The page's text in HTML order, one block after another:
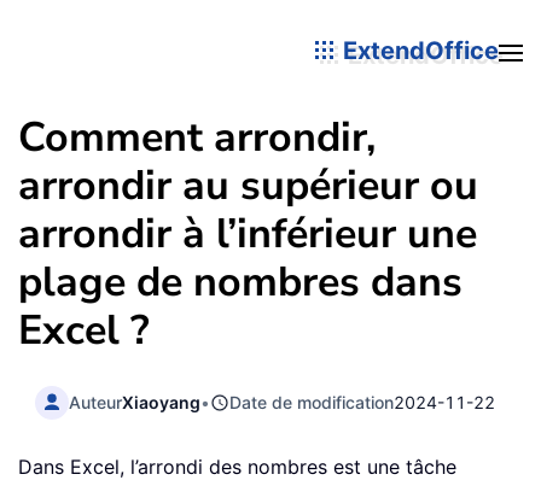
ExtendOffice
Comment arrondir,
arrondir au supérieur ou
arrondir à l’inférieur une
plage de nombres dans
Excel ?
AuteurXiaoyang• Date de modification2024-11-22
Dans Excel, l’arrondi des nombres est une tâche